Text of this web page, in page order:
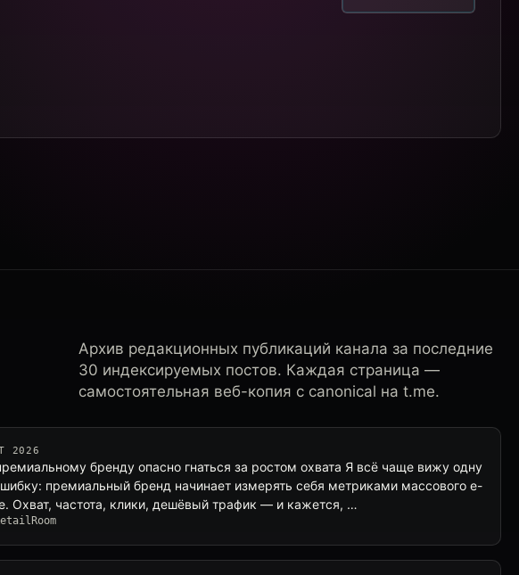
Архив редакционных публикаций канала за последние
30 индексируемых постов. Каждая страница —
самостоятельная веб-копия с canonical на t.me.
2026
бренду опасно гнаться за ростом охвата Я всё чаще вижу одну
премиальный бренд начинает измерять себя метриками массового e-
Охват, частота, клики, дешёвый трафик — и кажется, …